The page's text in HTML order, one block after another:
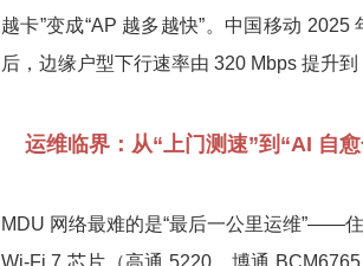
越卡”变成“AP 越多越快”。中国移动
后，边缘户型下行速率由 320 Mbps 提升到
运维临界：从“上门测速”到“AI 自
MDU 网络最难的是“最后一公里运维”——
Wi-Fi 7 芯片（高通 5220、博通